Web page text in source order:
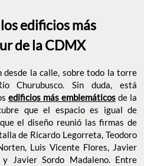
edificios más
de la CDMX
desde la calle, sobre todo la torre
Churubusco. Sin duda, está
edificios más emblemáticos de la
que el espacio es igual de
el diseño reunió las firmas de
de Ricardo Legorreta, Teodoro
Luis Vicente Flores, Javier
Javier Sordo Madaleno. Entre